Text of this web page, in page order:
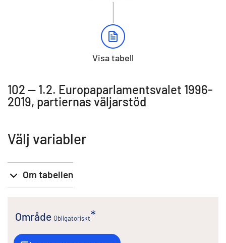
Visa tabell
102 -- 1.2. Europaparlamentsvalet 1996-
2019, partiernas väljarstöd
Välj variabler
Om tabellen
Område Obligatoriskt